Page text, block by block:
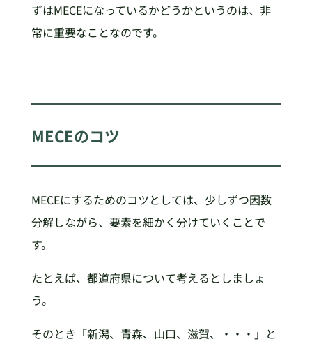
ずはMECEになっているかどうかというのは、非
常に重要なことなのです。
MECEのコツ
MECEにするためのコツとしては、少しずつ因数
分解しながら、要素を細かく分けていくことで
す。
たとえば、都道府県について考えるとしましょ
う。
そのとき「新潟、青森、山口、滋賀、・・・」と